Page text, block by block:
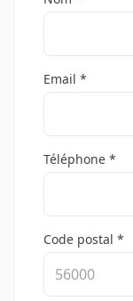
Email *
Téléphone *
Code postal *